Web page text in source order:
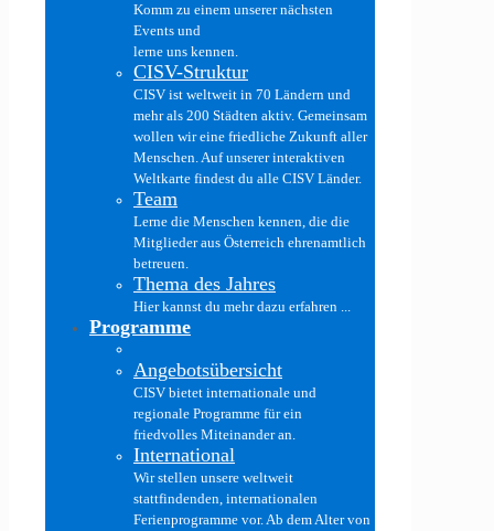
Komm zu einem unserer nächsten
Events und
lerne uns kennen.
CISV-Struktur
CISV ist weltweit in 70 Ländern und
mehr als 200 Städten aktiv. Gemeinsam
wollen wir eine friedliche Zukunft aller
Menschen. Auf unserer interaktiven
Weltkarte findest du alle CISV Länder.
Team
Lerne die Menschen kennen, die die
Mitglieder aus Österreich ehrenamtlich
betreuen.
Thema des Jahres
Hier kannst du mehr dazu erfahren ...
Programme
Angebotsübersicht
CISV bietet internationale und
regionale Programme für ein
friedvolles Miteinander an.
International
Wir stellen unsere weltweit
stattfindenden, internationalen
Ferienprogramme vor. Ab dem Alter von